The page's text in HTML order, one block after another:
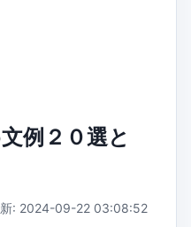
例２０選と
: 2024-09-22 03:08:52